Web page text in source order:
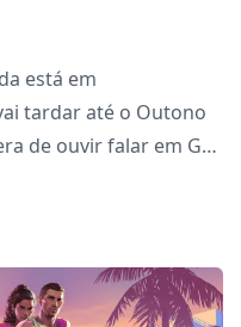
está em
tardar até o Outono
de ouvir falar em GTA
da Take-Two